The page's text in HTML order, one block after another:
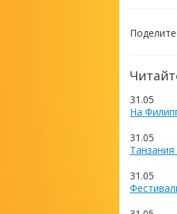
31.05
На
31.05
31.05